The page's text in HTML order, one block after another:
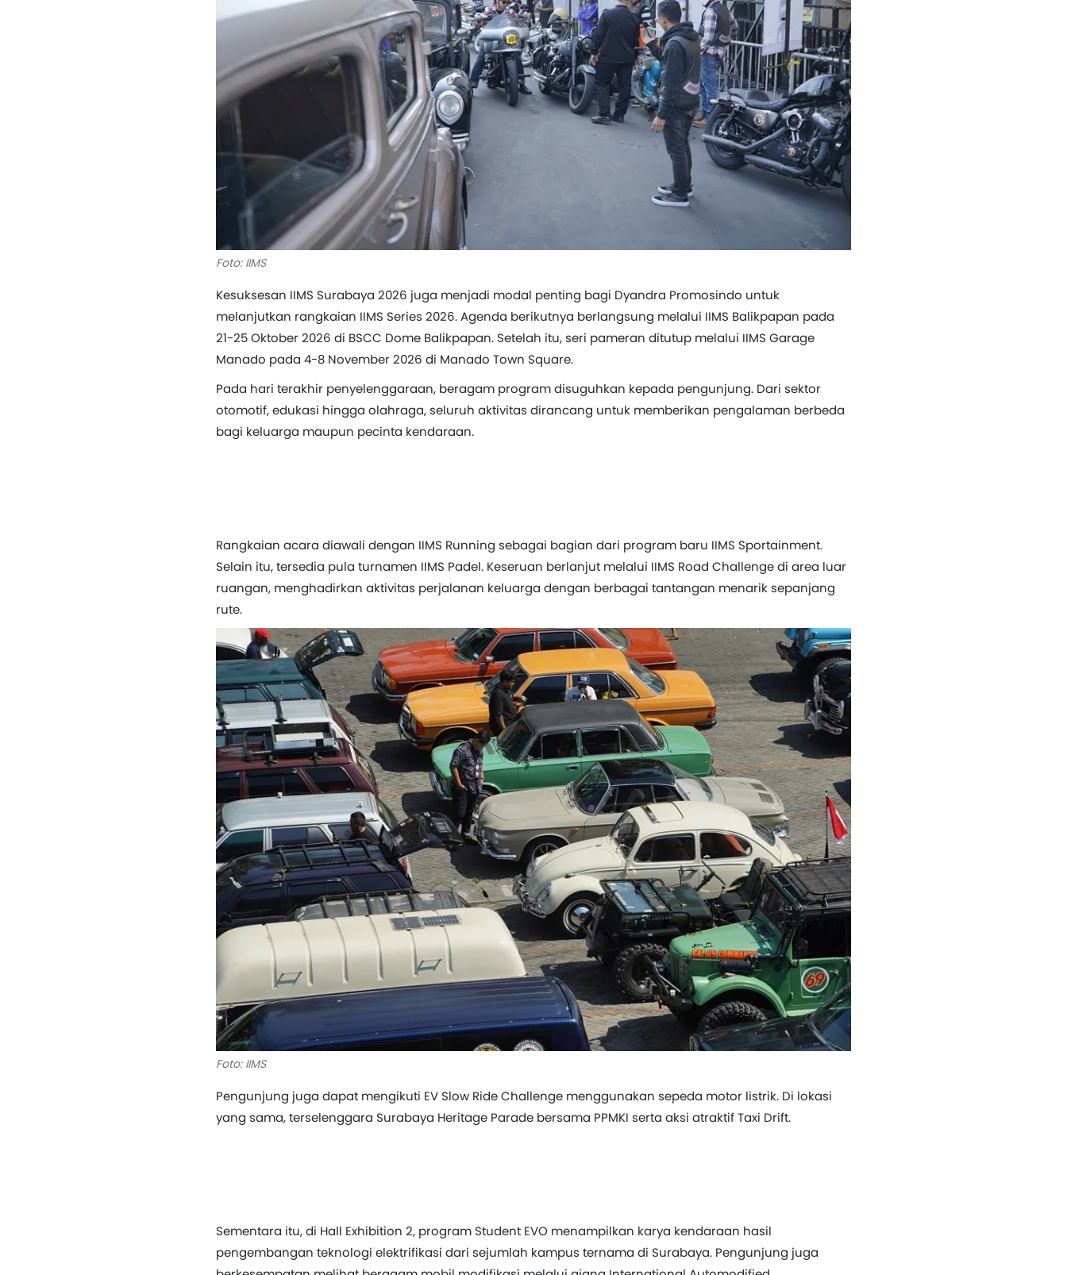
Foto: IIMS
Kesuksesan IIMS Surabaya 2026 juga menjadi modal penting bagi Dyandra Promosindo untuk
melanjutkan rangkaian IIMS Series 2026. Agenda berikutnya berlangsung melalui IIMS Balikpapan pada
21-25 Oktober 2026 di BSCC Dome Balikpapan. Setelah itu, seri pameran ditutup melalui IIMS Garage
Manado pada 4-8 November 2026 di Manado Town Square.
Pada hari terakhir penyelenggaraan, beragam program disuguhkan kepada pengunjung. Dari sektor
otomotif, edukasi hingga olahraga, seluruh aktivitas dirancang untuk memberikan pengalaman berbeda
bagi keluarga maupun pecinta kendaraan.
Rangkaian acara diawali dengan IIMS Running sebagai bagian dari program baru IIMS Sportainment.
Selain itu, tersedia pula turnamen IIMS Padel. Keseruan berlanjut melalui IIMS Road Challenge di area luar
ruangan, menghadirkan aktivitas perjalanan keluarga dengan berbagai tantangan menarik sepanjang
rute.
Foto: IIMS
Pengunjung juga dapat mengikuti EV Slow Ride Challenge menggunakan sepeda motor listrik. Di lokasi
yang sama, terselenggara Surabaya Heritage Parade bersama PPMKI serta aksi atraktif Taxi Drift.
Sementara itu, di Hall Exhibition 2, program Student EVO menampilkan karya kendaraan hasil
pengembangan teknologi elektrifikasi dari sejumlah kampus ternama di Surabaya. Pengunjung juga